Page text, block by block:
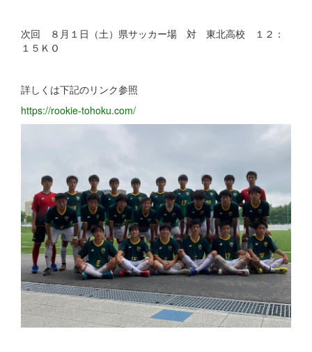
次回 ８月１日（土）県サッカー場 対 東北高校 １２：
１５ＫＯ
詳しくは下記のリンク参照
https://rookie-tohoku.com/